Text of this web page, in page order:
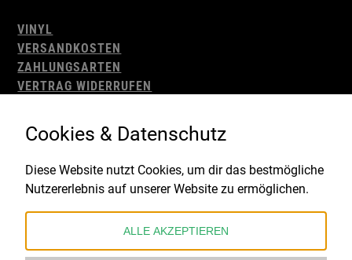
VINYL
VERSANDKOSTEN
ZAHLUNGSARTEN
VERTRAG WIDERRUFEN
WIDERRUFSBELEHRUNG
IMPRESSUM
Gefördert durch:
Cookies & Datenschutz
Diese Website nutzt Cookies, um dir das bestmögliche
Nutzererlebnis auf unserer Website zu ermöglichen.
ALLE AKZEPTIEREN